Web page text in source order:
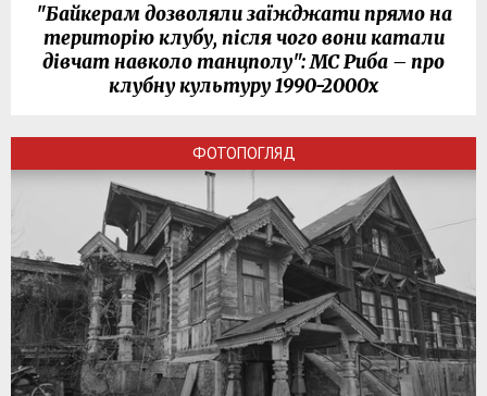
"Байкерам дозволяли заїжджати прямо на
територію клубу, після чого вони катали
дівчат навколо танцполу": МС Риба – про
клубну культуру 1990-2000х
ФОТОПОГЛЯД